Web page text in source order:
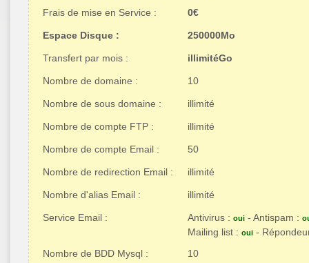
Frais de mise en Service : 0€
Espace Disque : 250000Mo
Transfert par mois : illimitéGo
Nombre de domaine : 10
Nombre de sous domaine : illimité
Nombre de compte FTP : illimité
Nombre de compte Email : 50
Nombre de redirection Email : illimité
Nombre d'alias Email : illimité
Service Email : Antivirus : oui - Antispam :
Mailing list : oui -
Nombre de BDD Mysql :
10